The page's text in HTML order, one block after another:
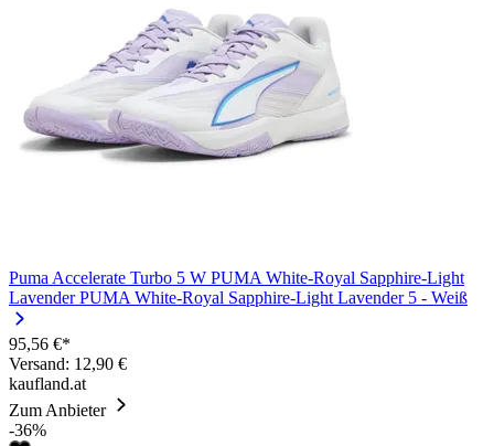
Puma Accelerate Turbo 5 W PUMA White-Royal Sapphire-Light
Lavender PUMA White-Royal Sapphire-Light Lavender 5 - Weiß
95,56 €*
Versand: 12,90 €
kaufland.at
Zum Anbieter
-36%